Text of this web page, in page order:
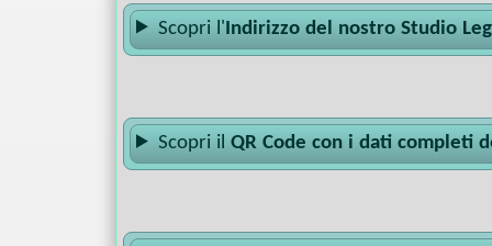
Scopri l' Indirizzo del nostro Studio
Scopri ilQR Code con i dati completi